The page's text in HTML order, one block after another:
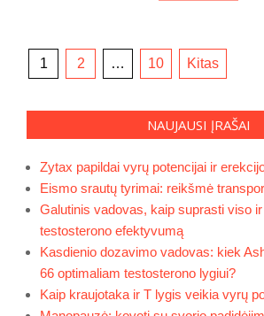
Įrašų
1 2 … 10 Kitas
NAUJAUSI ĮRAŠAI
Zytax papildai vyrų potencijai ir
Eismo srautų tyrimai: reikšmė
Galutinis vadovas, kaip suprasti viso
testosterono efektyvumą
Kasdienio dozavimo vadovas: kiek
66 optimaliam testosterono lygiui?
Kaip kraujotaka ir T lygis veikia vyrų